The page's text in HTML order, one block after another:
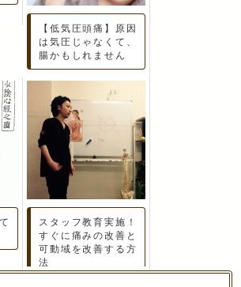
【低気圧頭痛】原因
は気圧じゃなくて、
腸かもしれません
スタッフ教育実施！
すぐに痛みの改善と
可動域を改善する方
法